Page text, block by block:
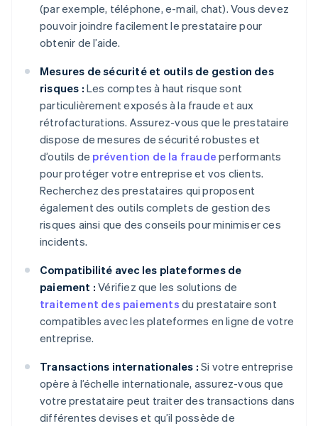
(par exemple, téléphone, e-mail, chat). Vous devez
pouvoir joindre facilement le prestataire pour
obtenir de l’aide.
Mesures de sécurité et outils de gestion des
risques : Les comptes à haut risque sont
particulièrement exposés à la fraude et aux
rétrofacturations. Assurez-vous que le prestataire
dispose de mesures de sécurité robustes et
d’outils de prévention de la fraude performants
pour protéger votre entreprise et vos clients.
Recherchez des prestataires qui proposent
également des outils complets de gestion des
risques ainsi que des conseils pour minimiser ces
incidents.
Compatibilité avec les plateformes de
paiement : Vérifiez que les solutions de
traitement des paiements du prestataire sont
compatibles avec les plateformes en ligne de votre
entreprise.
Transactions internationales : Si votre entreprise
opère à l’échelle internationale, assurez-vous que
votre prestataire peut traiter des transactions dans
différentes devises et qu’il possède de